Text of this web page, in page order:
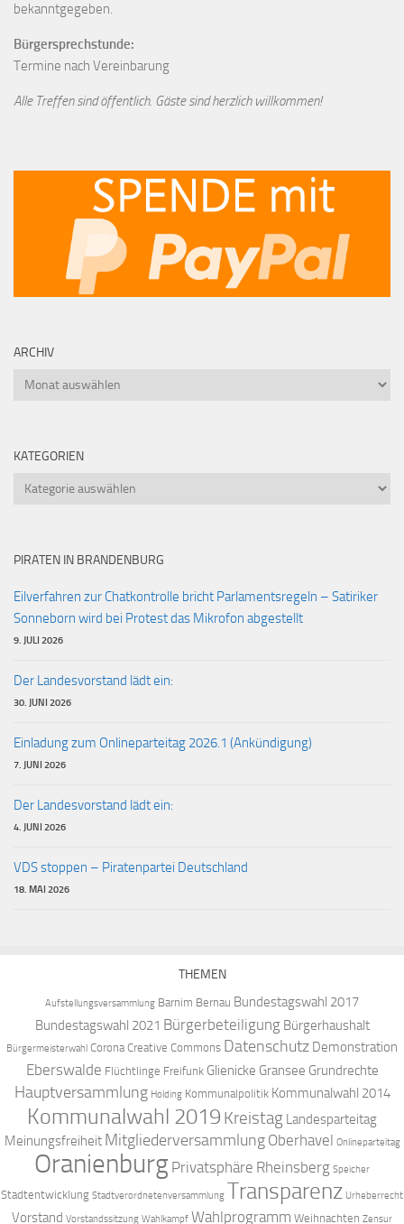
bekanntgegeben.
Bürgersprechstunde:
Termine nach Vereinbarung
Alle Treffen sind öffentlich. Gäste sind herzlich willkommen!
ARCHIV
Archiv
KATEGORIEN
Kategorien
PIRATEN IN BRANDENBURG
Eilverfahren zur Chatkontrolle bricht Parlamentsregeln – Satiriker
Sonneborn wird bei Protest das Mikrofon abgestellt
9. JULI 2026
Der Landesvorstand lädt ein:
30. JUNI 2026
Einladung zum Onlineparteitag 2026.1 (Ankündigung)
7. JUNI 2026
Der Landesvorstand lädt ein:
4. JUNI 2026
VDS stoppen – Piratenpartei Deutschland
18. MAI 2026
THEMEN
Aufstellungsversammlung Barnim Bernau Bundestagswahl 2017
Bundestagswahl 2021 Bürgerbeteiligung Bürgerhaushalt
Bürgermeisterwahl Corona Creative Commons Datenschutz Demonstration
Eberswalde Flüchtlinge Freifunk Glienicke Gransee Grundrechte
Hauptversammlung Holding Kommunalpolitik Kommunalwahl 2014
Kommunalwahl 2019 Kreistag Landesparteitag
Meinungsfreiheit Mitgliederversammlung Oberhavel Onlineparteitag
Oranienburg Privatsphäre Rheinsberg Speicher
Stadtentwicklung Stadtverordnetenversammlung Transparenz Urheberrecht
Vorstand Vorstandssitzung Wahlkampf Wahlprogramm Weihnachten Zensur